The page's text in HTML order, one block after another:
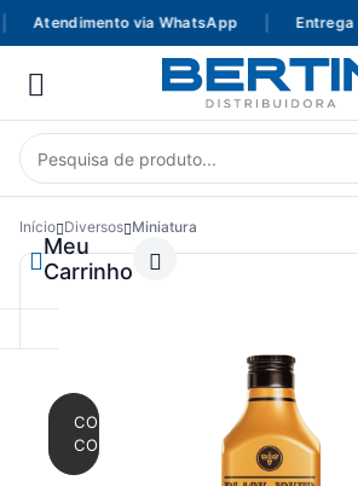
Atendimento via WhatsApp Entrega
Meu
Carrinho
CONTINUAR
COMPRANDO
Início Diversos Miniatura